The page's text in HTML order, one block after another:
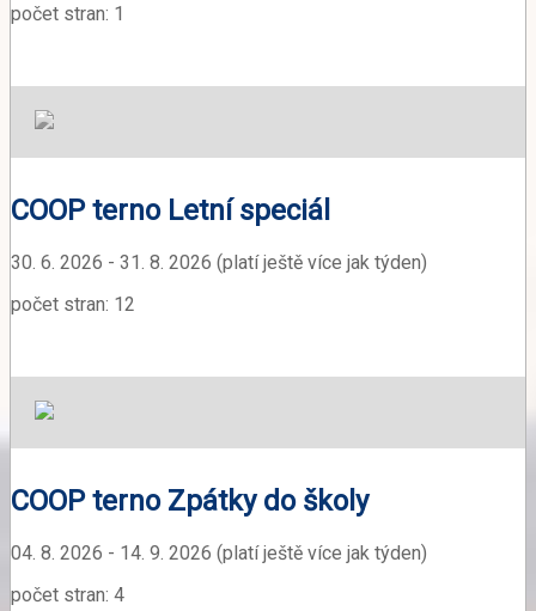
počet stran: 1
COOP terno Letní speciál
30. 6. 2026 - 31. 8. 2026 (platí ještě více jak týden)
počet stran: 12
COOP terno Zpátky do školy
04. 8. 2026 - 14. 9. 2026 (platí ještě více jak týden)
počet stran: 4